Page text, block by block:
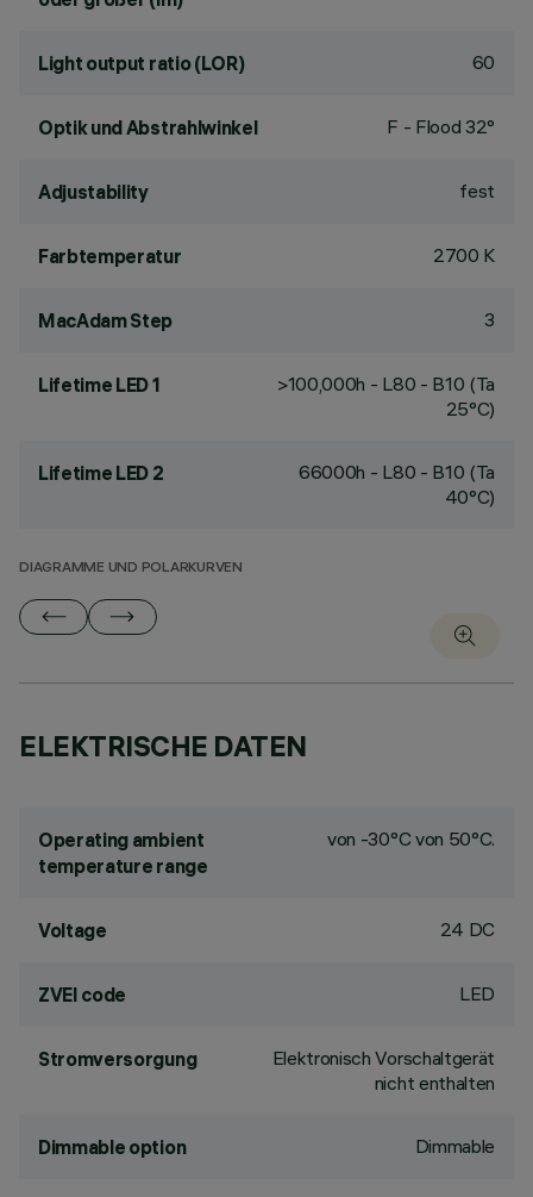
Light output ratio (LOR) 60
Optik und Abstrahlwinkel F - Flood 32°
Adjustability fest
Farbtemperatur 2700 K
MacAdam Step 3
Lifetime LED 1
>100,000h - L80 - B10 (Ta
25°C)
Lifetime LED 2
66000h - L80 - B10 (Ta
40°C)
DIAGRAMME UND POLARKURVEN
ELEKTRISCHE DATEN
Operating ambient
temperature range
von -30°C von 50°C.
Voltage 24 DC
ZVEI code LED
Stromversorgung
Elektronisch Vorschaltgerät
nicht enthalten
Dimmable option Dimmable